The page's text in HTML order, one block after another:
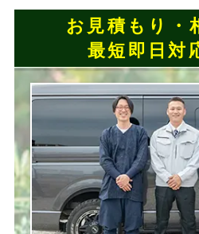
お見積もり・
最短即日対